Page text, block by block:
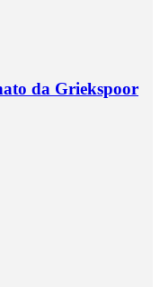
da Griekspoor